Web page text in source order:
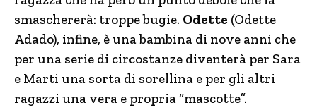
smaschererà: troppe bugie. Odette (Odette
Adado), infine, è una bambina di nove anni che
per una serie di circostanze diventerà per Sara
e Marti una sorta di sorellina e per gli altri
ragazzi una vera e propria “mascotte”.